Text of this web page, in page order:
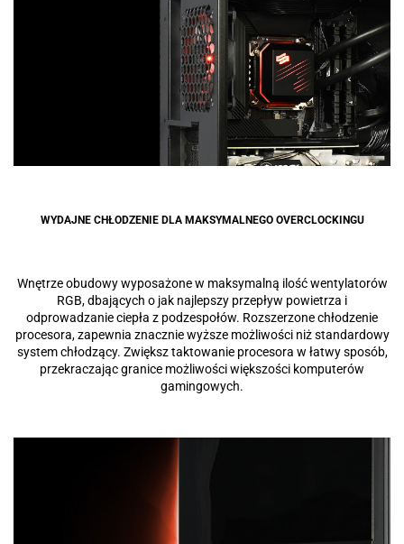
WYDAJNE CHŁODZENIE DLA MAKSYMALNEGO OVERCLOCKINGU
Wnętrze obudowy wyposażone w maksymalną ilość wentylatorów
RGB, dbających o jak najlepszy przepływ powietrza i
odprowadzanie ciepła z podzespołów. Rozszerzone chłodzenie
procesora, zapewnia znacznie wyższe możliwości niż standardowy
system chłodzący. Zwiększ taktowanie procesora w łatwy sposób,
przekraczając granice możliwości większości komputerów
gamingowych.